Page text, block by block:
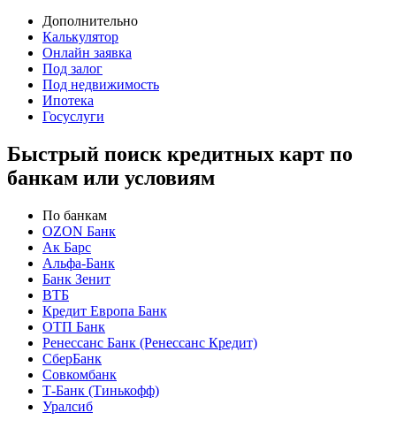
Дополнительно
Калькулятор
Онлайн заявка
Под залог
Под недвижимость
Ипотека
Госуслуги
Быстрый поиск кредитных карт по
банкам или условиям
По банкам
OZON Банк
Ак Барс
Альфа-Банк
Банк Зенит
ВТБ
Кредит Европа Банк
ОТП Банк
Ренессанс Банк (Ренессанс Кредит)
СберБанк
Совкомбанк
Т-Банк (Тинькофф)
Уралсиб